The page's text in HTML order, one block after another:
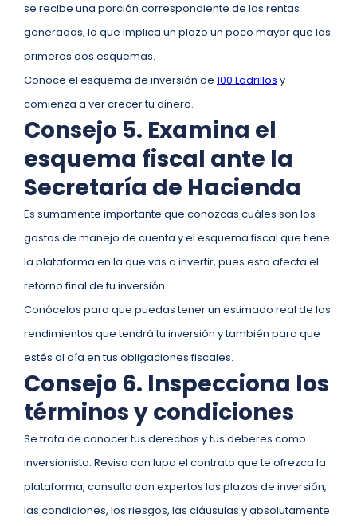
se recibe una porción correspondiente de las rentas
generadas, lo que implica un plazo un poco mayor que los
primeros dos esquemas.
Conoce el esquema de inversión de 100 Ladrillos y
comienza a ver crecer tu dinero.
Consejo 5. Examina el
esquema fiscal ante la
Secretaría de Hacienda
Es sumamente importante que conozcas cuáles son los
gastos de manejo de cuenta y el esquema fiscal que tiene
la plataforma en la que vas a invertir, pues esto afecta el
retorno final de tu inversión.
Conócelos para que puedas tener un estimado real de los
rendimientos que tendrá tu inversión y también para que
estés al día en tus obligaciones fiscales.
Consejo 6. Inspecciona los
términos y condiciones
Se trata de conocer tus derechos y tus deberes como
inversionista. Revisa con lupa el contrato que te ofrezca la
plataforma, consulta con expertos los plazos de inversión,
las condiciones, los riesgos, las cláusulas y absolutamente